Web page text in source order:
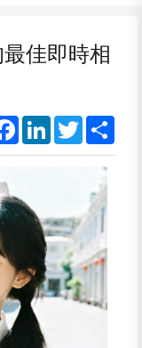
佳即時相
FacebookLinkedInTwitter